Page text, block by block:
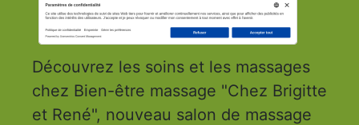
Découvrez les soins et les massages
chez Bien-être massage "Chez Brigitte
et René", nouveau salon de massage